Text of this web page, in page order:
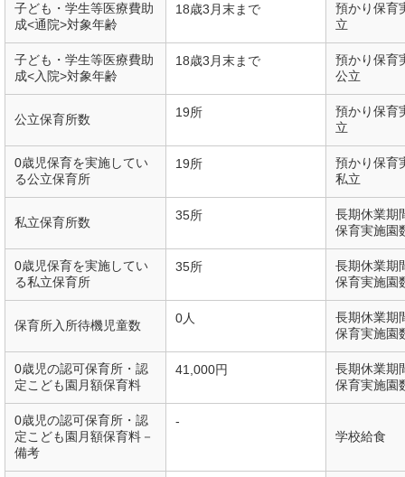
子ども・学生等医療費助
成<通院>対象年齢
18歳3月末まで
預かり保育
立
子ども・学生等医療費助
成<入院>対象年齢
18歳3月末まで
預かり保育
公立
公立保育所数 19所
預かり保育
立
0歳児保育を実施してい
る公立保育所
19所
預かり保育
私立
私立保育所数 35所
長期休業期
保育実施園
0歳児保育を実施してい
る私立保育所
35所
長期休業期
保育実施園
保育所入所待機児童数 0人
長期休業期
保育実施園
0歳児の認可保育所・認
定こども園月額保育料
41,000円
長期休業期
保育実施園
0歳児の認可保育所・認
定こども園月額保育料－
備考
-
学校給食